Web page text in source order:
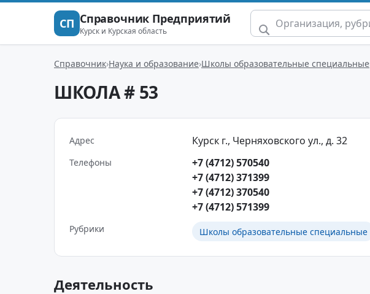
СП Справочник Предприятий
Курск и Курская область
Справочник Наука и образование Школы образовательные специальные
ШКОЛА # 53
Адрес Курск г., Черняховского ул., д. 32
Телефоны
+7 (4712) 570540
+7 (4712) 371399
+7 (4712) 370540
+7 (4712) 571399
Рубрики Школы образовательные специальные
Деятельность